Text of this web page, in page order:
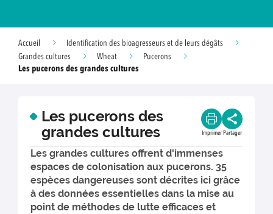
Accueil
Identification des bioagresseurs et de leurs dégâts
Grandes cultures
Wheat
Pucerons
Les pucerons des grandes cultures
Les pucerons des
grandes cultures
Imprimer Partager
Les grandes cultures offrent d'immenses
espaces de colonisation aux pucerons. 35
espèces dangereuses sont décrites ici grâce
à des données essentielles dans la mise au
point de méthodes de lutte efficaces et